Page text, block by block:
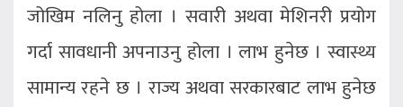
जोखिम नलिनु होला । सवारी अथवा मेशिनरी प्रयोग
गर्दा सावधानी अपनाउनु होला । लाभ हुनेछ । स्वास्थ्य
सामान्य रहने छ । राज्य अथवा सरकारबाट लाभ हुनेछ